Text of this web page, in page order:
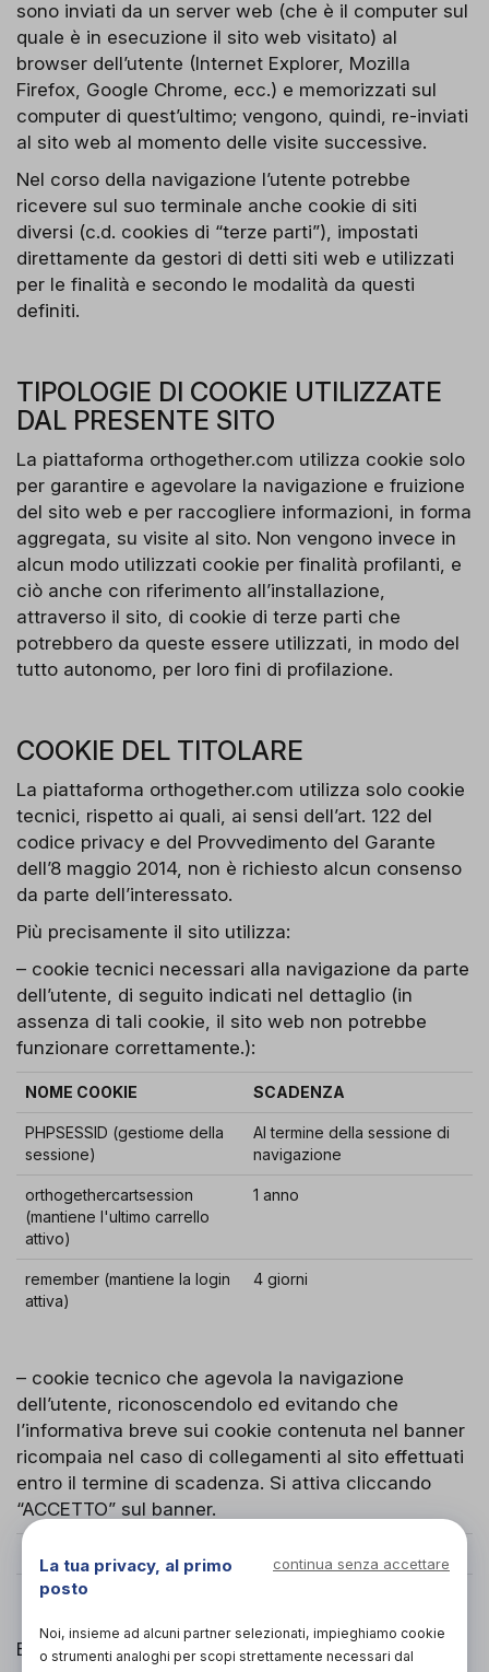
sono inviati da un server web (che è il computer sul
quale è in esecuzione il sito web visitato) al
browser dell’utente (Internet Explorer, Mozilla
Firefox, Google Chrome, ecc.) e memorizzati sul
computer di quest’ultimo; vengono, quindi, re-inviati
al sito web al momento delle visite successive.
Nel corso della navigazione l’utente potrebbe
ricevere sul suo terminale anche cookie di siti
diversi (c.d. cookies di “terze parti”), impostati
direttamente da gestori di detti siti web e utilizzati
per le finalità e secondo le modalità da questi
definiti.
TIPOLOGIE DI COOKIE UTILIZZATE
DAL PRESENTE SITO
La piattaforma orthogether.com utilizza cookie solo
per garantire e agevolare la navigazione e fruizione
del sito web e per raccogliere informazioni, in forma
aggregata, su visite al sito. Non vengono invece in
alcun modo utilizzati cookie per finalità profilanti, e
ciò anche con riferimento all’installazione,
attraverso il sito, di cookie di terze parti che
potrebbero da queste essere utilizzati, in modo del
tutto autonomo, per loro fini di profilazione.
COOKIE DEL TITOLARE
La piattaforma orthogether.com utilizza solo cookie
tecnici, rispetto ai quali, ai sensi dell’art. 122 del
codice privacy e del Provvedimento del Garante
dell’8 maggio 2014, non è richiesto alcun consenso
da parte dell’interessato.
Più precisamente il sito utilizza:
– cookie tecnici necessari alla navigazione da parte
dell’utente, di seguito indicati nel dettaglio (in
assenza di tali cookie, il sito web non potrebbe
funzionare correttamente.):
NOME COOKIE SCADENZA
PHPSESSID (gestiome della
sessione)
Al termine della sessione di
navigazione
orthogethercartsession
(mantiene l'ultimo carrello
attivo)
1 anno
remember (mantiene la login
attiva)
4 giorni
– cookie tecnico che agevola la navigazione
dell’utente, riconoscendolo ed evitando che
l’informativa breve sui cookie contenuta nel banner
ricompaia nel caso di collegamenti al sito effettuati
entro il termine di scadenza. Si attiva cliccando
“ACCETTO” sul banner.
NOME COOKIE
cookie_law_accepted
Eliminando tale cookie non verrà salvata la presa
La tua privacy, al primo
posto
continua senza accettare
Noi, insieme ad alcuni partner selezionati, impieghiamo cookie
o strumenti analoghi per scopi strettamente necessari dal